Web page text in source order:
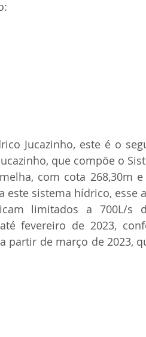
Jucazinho, este é o
que compõe o
com cota 268,30m
este sistema hídrico,
limitados a 700L/s
fevereiro de 2023,
partir de março de 2023,